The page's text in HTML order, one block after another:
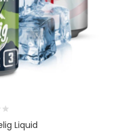
Liquid